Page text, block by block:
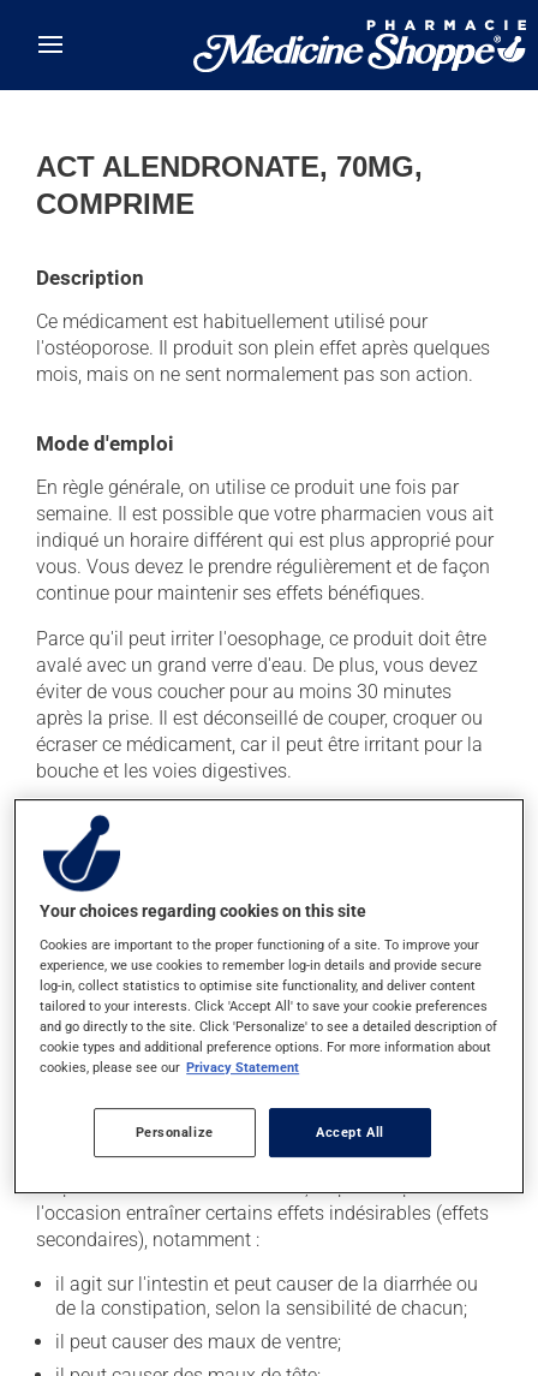
ACT ALENDRONATE, 70MG,
COMPRIME
Description
Ce médicament est habituellement utilisé pour
l'ostéoporose. Il produit son plein effet après quelques
mois, mais on ne sent normalement pas son action.
Mode d'emploi
En règle générale, on utilise ce produit une fois par
semaine. Il est possible que votre pharmacien vous ait
indiqué un horaire différent qui est plus approprié pour
vous. Vous devez le prendre régulièrement et de façon
continue pour maintenir ses effets bénéfiques.
Parce qu'il peut irriter l'oesophage, ce produit doit être
avalé avec un grand verre d'eau. De plus, vous devez
éviter de vous coucher pour au moins 30 minutes
après la prise. Il est déconseillé de couper, croquer ou
écraser ce médicament, car il peut être irritant pour la
bouche et les voies digestives.
Il est important de respecter la posologie inscrite sur
l'étiquette. N'en utilisez pas plus, ni plus souvent
qu'indiqué. Ce médicament doit être pris à jeun le
matin, au moins 30 minutes avant toute nourriture. Il
doit être pris seulement avec de l'eau, même le jus
d'orange et le café peuvent diminuer son absorption.
Pour assurer son efficacité, ne le prenez pas en même
temps que du lait, un antiacide ou un supplément de
minéraux (calcium, fer, magnésium ou zinc). Attendez
au moins 30 minutes après la prise du médicament.
Effets indésirables
En plus de ses effets recherchés, ce produit peut à
l'occasion entraîner certains effets indésirables (effets
secondaires), notamment :
il agit sur l'intestin et peut causer de la diarrhée ou
de la constipation, selon la sensibilité de chacun;
il peut causer des maux de ventre;
Your choices regarding cookies on this site
Cookies are important to the proper functioning of a site. To improve your
experience, we use cookies to remember log-in details and provide secure
log-in, collect statistics to optimise site functionality, and deliver content
tailored to your interests. Click 'Accept All' to save your cookie preferences
and go directly to the site. Click 'Personalize' to see a detailed description of
cookie types and additional preference options. For more information about
cookies, please see our Privacy Statement
Personalize Accept All